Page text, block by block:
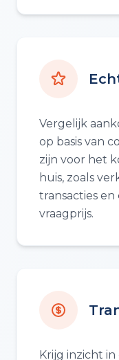
Vergelijk
op basis van
zijn voor het
huis, zoals
transacties en
vraagprijs.
Krijg inzicht